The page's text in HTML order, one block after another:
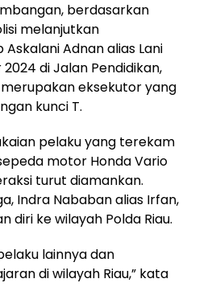
berdasarkan
melanjutkan
Adnan alias Lani
di Jalan Pendidikan,
eksekutor yang
kunci T.
pelaku yang terekam
motor Honda Vario
turut diamankan.
Indra Nababan alias Irfan,
diri ke wilayah Polda Riau.
lainnya dan
di wilayah Riau,” kata